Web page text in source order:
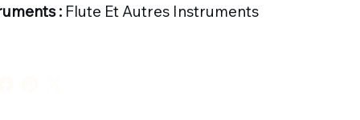
:Flute Et Autres Instruments